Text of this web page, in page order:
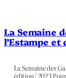
La Semaine
l’Estampe et
La Semaine des
édition | 2023